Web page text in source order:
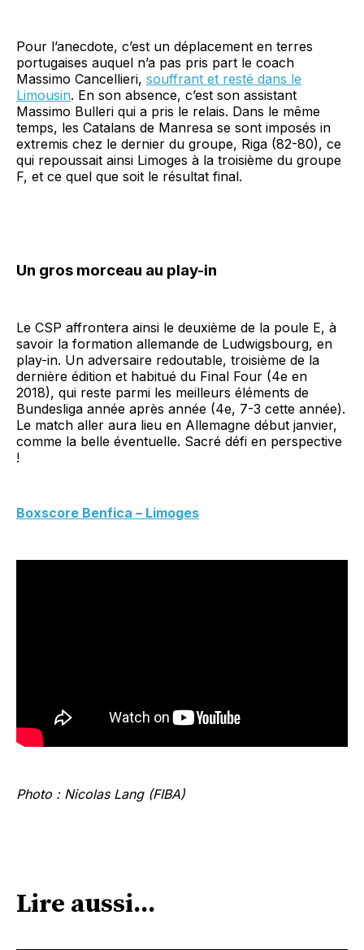
Pour l’anecdote, c’est un déplacement en terres
portugaises auquel n’a pas pris part le coach
Massimo Cancellieri, souffrant et resté dans le
Limousin. En son absence, c’est son assistant
Massimo Bulleri qui a pris le relais. Dans le même
temps, les Catalans de Manresa se sont imposés in
extremis chez le dernier du groupe, Riga (82-80), ce
qui repoussait ainsi Limoges à la troisième du groupe
F, et ce quel que soit le résultat final.
Un gros morceau au play-in
Le CSP affrontera ainsi le deuxième de la poule E, à
savoir la formation allemande de Ludwigsbourg, en
play-in. Un adversaire redoutable, troisième de la
dernière édition et habitué du Final Four (4e en
2018), qui reste parmi les meilleurs éléments de
Bundesliga année après année (4e, 7-3 cette année).
Le match aller aura lieu en Allemagne début janvier,
comme la belle éventuelle. Sacré défi en perspective
!
Boxscore Benfica – Limoges
Photo : Nicolas Lang (FIBA)
Lire aussi...